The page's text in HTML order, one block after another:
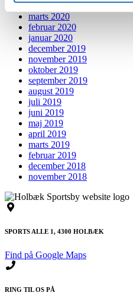
april 2020
marts 2020
februar 2020
januar 2020
december 2019
november 2019
oktober 2019
september 2019
august 2019
juli 2019
juni 2019
maj 2019
april 2019
marts 2019
februar 2019
december 2018
november 2018
SPORTS ALLE 1, 4300 HOLBÆK
Find på Google Maps
RING TIL OS PÅ